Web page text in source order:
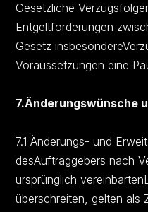
Gesetzliche
Entgeltforderungen
Gesetz
Voraussetzungen eine
7.Änderungswünsche
7.1 Änderungs- und
desAuftraggebers nach
ursprünglich
überschreiten, gelten als